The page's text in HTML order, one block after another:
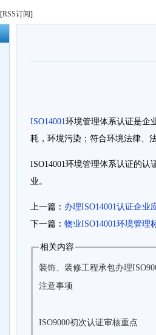
[RSS订阅]
ISO14001环境管理体系认证是企
耗，环境污染；符合环境法律、
ISO14001环境管理体系认证的
业。
上一篇： 办理ISO14001认证企业
下一篇： 物业ISO14001环境管理
相关内容
装饰、装修工程承包办理
注意事项
ISO9000初次认证审核重点